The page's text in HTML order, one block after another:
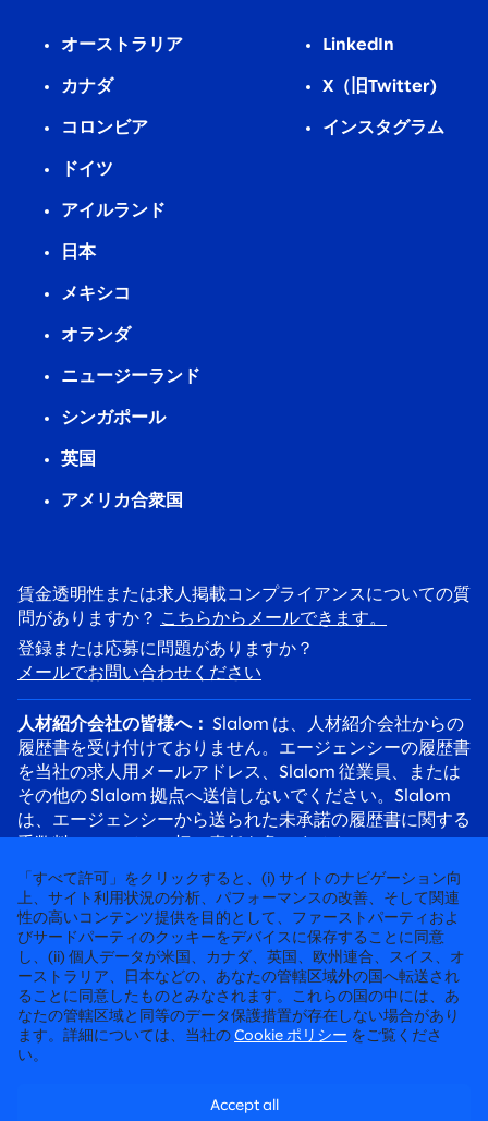
オーストラリア
カナダ
コロンビア
ドイツ
アイルランド
日本
メキシコ
オランダ
ニュージーランド
シンガポール
英国
アメリカ合衆国
LinkedIn
X（旧Twitter)
インスタグラム
賃金透明性または求人掲載コンプライアンスについての質
問がありますか？ こちらからメールできます。
登録または応募に問題がありますか？
メールでお問い合わせください
人材紹介会社の皆様へ： Slalom は、人材紹介会社からの
履歴書を受け付けておりません。エージェンシーの履歴書
を当社の求人用メールアドレス、Slalom 従業員、または
その他の Slalom 拠点へ送信しないでください。Slalom
は、エージェンシーから送られた未承諾の履歴書に関する
応募者の皆様へ： 採用詐欺にご注意ください。Slalom の
リクルーターは必ず @slalom.com のメールアドレスを使
用してご連絡します。また、採用プロセスの一環として、
候補者に料金を請求することは決してありません。
徹底して“人”に向き合うコンサルティング
©2026 SLALOM, INC. 無断転載禁止
「すべて許可」をクリックすると、(i) サイトのナビゲーション向
上、サイト利用状況の分析、パフォーマンスの改善、そして関連
性の高いコンテンツ提供を目的として、ファーストパーティおよ
びサードパーティのクッキーをデバイスに保存することに同意
し、(ii) 個人データが米国、カナダ、英国、欧州連合、スイス、オ
ーストラリア、日本などの、あなたの管轄区域外の国へ転送され
ることに同意したものとみなされます。これらの国の中には、あ
なたの管轄区域と同等のデータ保護措置が存在しない場合があり
ます。詳細については、当社の Cookie ポリシー をご覧くださ
い。
Accept all